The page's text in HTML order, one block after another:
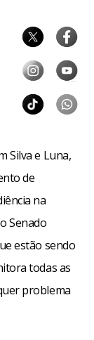
Silva e Luna,
de
na
Senado
estão sendo
todas as
problema